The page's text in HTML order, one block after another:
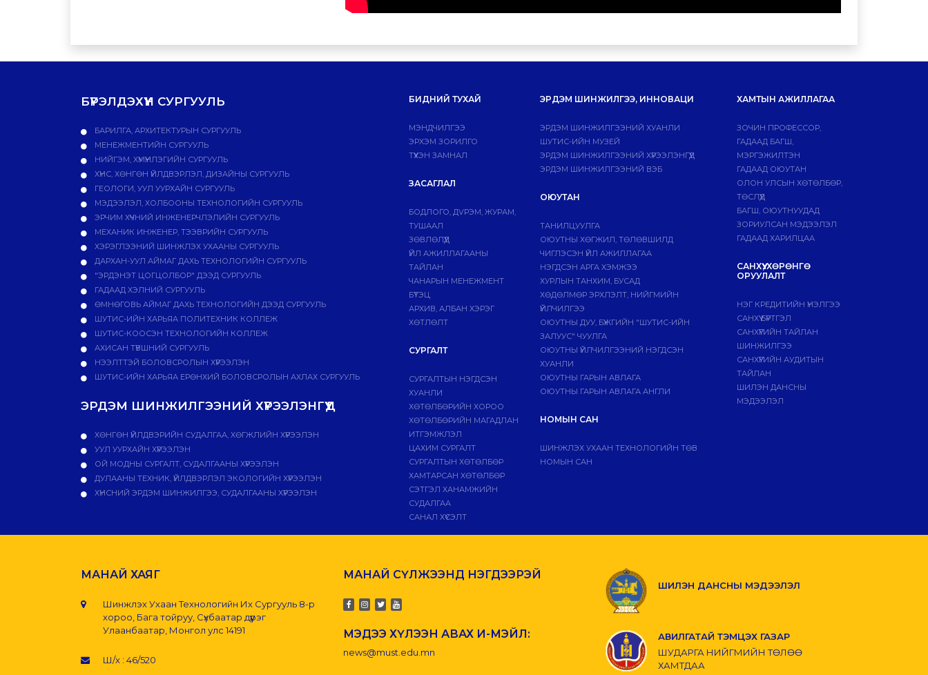
БҮРЭЛДЭХҮҮН СУРГУУЛЬ
БАРИЛГА, АРХИТЕКТУРЫН СУРГУУЛЬ
МЕНЕЖМЕНТИЙН СУРГУУЛЬ
НИЙГЭМ, ХҮМҮҮНЛЭГИЙН СУРГУУЛЬ
ХҮНС, ХӨНГӨН ҮЙЛДВЭРЛЭЛ, ДИЗАЙНЫ СУРГУУЛЬ
ГЕОЛОГИ, УУЛ УУРХАЙН СУРГУУЛЬ
МЭДЭЭЛЭЛ, ХОЛБООНЫ ТЕХНОЛОГИЙН СУРГУУЛЬ
ЭРЧИМ ХҮЧНИЙ ИНЖЕНЕРЧЛЭЛИЙН СУРГУУЛЬ
МЕХАНИК ИНЖЕНЕР, ТЭЭВРИЙН СУРГУУЛЬ
ХЭРЭГЛЭЭНИЙ ШИНЖЛЭХ УХААНЫ СУРГУУЛЬ
ДАРХАН-УУЛ АЙМАГ ДАХЬ ТЕХНОЛОГИЙН СУРГУУЛЬ
"ЭРДЭНЭТ ЦОГЦОЛБОР" ДЭЭД СУРГУУЛЬ
ГАДААД ХЭЛНИЙ СУРГУУЛЬ
ӨМНӨГОВЬ АЙМАГ ДАХЬ ТЕХНОЛОГИЙН ДЭЭД СУРГУУЛЬ
ШУТИС-ИЙН ХАРЬЯА ПОЛИТЕХНИК КОЛЛЕЖ
ШУТИС-КООСЭН ТЕХНОЛОГИЙН КОЛЛЕЖ
АХИСАН ТҮВШНИЙ СУРГУУЛЬ
НЭЭЛТТЭЙ БОЛОВСРОЛЫН ХҮРЭЭЛЭН
ШУТИС-ИЙН ХАРЬЯА ЕРӨНХИЙ БОЛОВСРОЛЫН АХЛАХ СУРГУУЛЬ
ЭРДЭМ ШИНЖИЛГЭЭНИЙ ХҮРЭЭЛЭНГҮҮД
ХӨНГӨН ҮЙЛДВЭРИЙН СУДАЛГАА, ХӨГЖЛИЙН ХҮРЭЭЛЭН
УУЛ УУРХАЙН ХҮРЭЭЛЭН
ОЙ МОДНЫ СУРГАЛТ, СУДАЛГААНЫ ХҮРЭЭЛЭН
ДУЛААНЫ ТЕХНИК, ҮЙЛДВЭРЛЭЛ ЭКОЛОГИЙН ХҮРЭЭЛЭН
ХҮНСНИЙ ЭРДЭМ ШИНЖИЛГЭЭ, СУДАЛГААНЫ ХҮРЭЭЛЭН
БИДНИЙ ТУХАЙ
МЭНДЧИЛГЭЭ
ЭРХЭМ ЗОРИЛГО
ТҮҮХЭН ЗАМНАЛ
ЗАСАГЛАЛ
БОДЛОГО, ДVРЭМ, ЖУРАМ,
ТУШААЛ
ЗӨВЛӨЛҮҮД
ҮЙЛ АЖИЛЛАГААНЫ
ТАЙЛАН
ЧАНАРЫН МЕНЕЖМЕНТ
БҮТЭЦ
АРХИВ, АЛБАН ХЭРЭГ
ХӨТЛӨЛТ
СУРГАЛТ
СУРГАЛТЫН НЭГДСЭН
ХУАНЛИ
ХӨТӨЛБӨРИЙН ХОРОО
ХӨТӨЛБӨРИЙН МАГАДЛАН
ИТГЭМЖЛЭЛ
ЦАХИМ СУРГАЛТ
СУРГАЛТЫН ХӨТӨЛБӨР
ХАМТАРСАН ХӨТӨЛБӨР
СЭТГЭЛ ХАНАМЖИЙН
СУДАЛГАА
САНАЛ ХҮСЭЛТ
ЭРДЭМ ШИНЖИЛГЭЭ, ИННОВАЦИ
ЭРДЭМ ШИНЖИЛГЭЭНИЙ ХУАНЛИ
ШУТИС-ИЙН МУЗЕЙ
ЭРДЭМ ШИНЖИЛГЭЭНИЙ ХҮРЭЭЛЭНГҮҮД
ЭРДЭМ ШИНЖИЛГЭЭНИЙ ВЭБ
ОЮУТАН
ТАНИЛЦУУЛГА
ОЮУТНЫ ХӨГЖИЛ, ТӨЛӨВШИЛД
ЧИГЛЭСЭН ҮЙЛ АЖИЛЛАГАА
НЭГДСЭН АРГА ХЭМЖЭЭ
ХУРЛЫН ТАНХИМ, БУСАД
ХӨДӨЛМӨР ЭРХЛЭЛТ, НИЙГМИЙН
ҮЙЛЧИЛГЭЭ
ОЮУТНЫ ДУУ, БҮЖГИЙН "ШУТИС-ИЙН
ЗАЛУУС" ЧУУЛГА
ОЮУТНЫ ҮЙЛЧИЛГЭЭНИЙ НЭГДСЭН
ХУАНЛИ
ОЮУТНЫ ГАРЫН АВЛАГА
ОЮУТНЫ ГАРЫН АВЛАГА АНГЛИ
НОМЫН САН
ШИНЖЛЭХ УХААН ТЕХНОЛОГИЙН ТӨВ
НОМЫН САН
ХАМТЫН АЖИЛЛАГАА
ЗОЧИН ПРОФЕССОР,
ГАДААД БАГШ,
МЭРГЭЖИЛТЭН
ГАДААД ОЮУТАН
ОЛОН УЛСЫН ХӨТӨЛБӨР,
ТӨСЛҮҮД
БАГШ, ОЮУТНУУДАД
ЗОРИУЛСАН МЭДЭЭЛЭЛ
ГАДААД ХАРИЛЦАА
САНХҮҮ, ХӨРӨНГӨ
ОРУУЛАЛТ
НЭГ КРЕДИТИЙН ҮНЭЛГЭЭ
САНХҮҮ БҮРТГЭЛ
САНХҮҮГИЙН ТАЙЛАН
ШИНЖИЛГЭЭ
САНХҮҮГИЙН АУДИТЫН
ТАЙЛАН
ШИЛЭН ДАНСНЫ
МЭДЭЭЛЭЛ
МАНАЙ ХАЯГ
Шинжлэх Ухаан Технологийн Их Сургууль 8-р
хороо, Бага тойруу, Сүхбаатар дүүрэг
Улаанбаатар, Монгол улс 14191
Ш/х : 46/520
МАНАЙ СҮЛЖЭЭНД НЭГДЭЭРЭЙ
МЭДЭЭ ХҮЛЭЭН АВАХ И-МЭЙЛ:
news@must.edu.mn
ШИЛЭН ДАНСНЫ МЭДЭЭЛЭЛ
АВИЛГАТАЙ ТЭМЦЭХ ГАЗАР
ШУДАРГА НИЙГМИЙН ТӨЛӨӨ
ХАМТДАА